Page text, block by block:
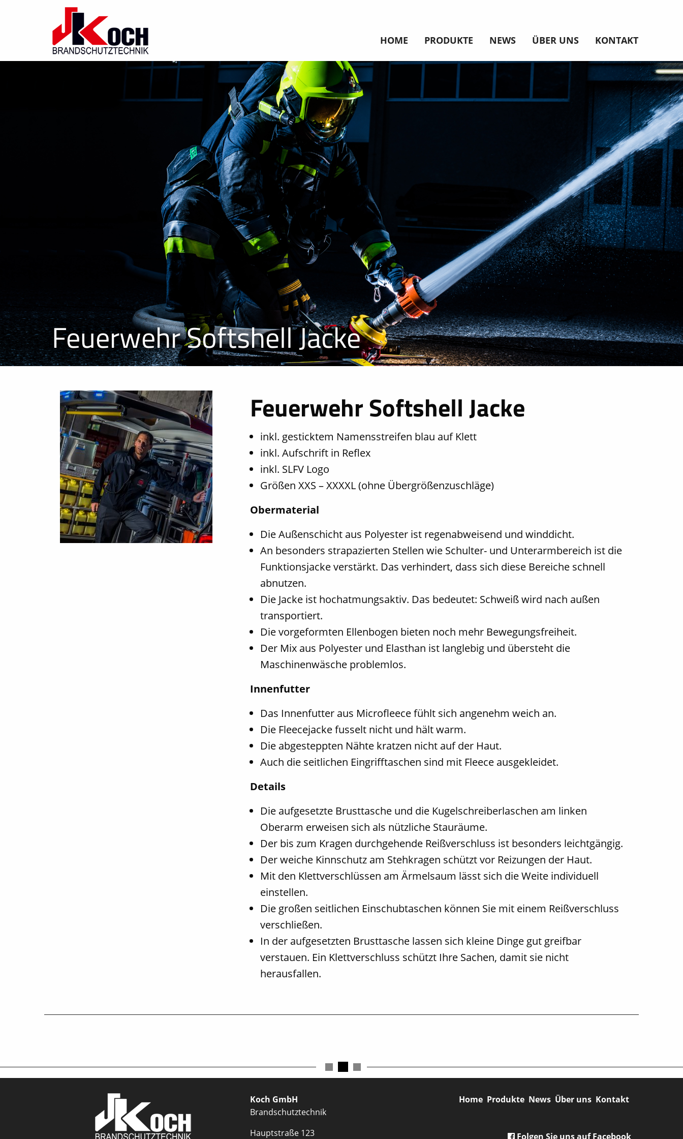
HOME PRODUKTE NEWS ÜBER UNS KONTAKT
Feuerwehr Softshell Jacke
Feuerwehr Softshell Jacke
inkl. gesticktem Namensstreifen blau auf Klett
inkl. Aufschrift in Reflex
inkl. SLFV Logo
Größen XXS – XXXXL (ohne Übergrößenzuschläge)
Obermaterial
Die Außenschicht aus Polyester ist regenabweisend und winddicht.
An besonders strapazierten Stellen wie Schulter- und Unterarmbereich ist die
Funktionsjacke verstärkt. Das verhindert, dass sich diese Bereiche schnell
abnutzen.
Die Jacke ist hochatmungsaktiv. Das bedeutet: Schweiß wird nach außen
transportiert.
Die vorgeformten Ellenbogen bieten noch mehr Bewegungsfreiheit.
Der Mix aus Polyester und Elasthan ist langlebig und übersteht die
Maschinenwäsche problemlos.
Innenfutter
Das Innenfutter aus Microfleece fühlt sich angenehm weich an.
Die Fleecejacke fusselt nicht und hält warm.
Die abgesteppten Nähte kratzen nicht auf der Haut.
Auch die seitlichen Eingrifftaschen sind mit Fleece ausgekleidet.
Details
Die aufgesetzte Brusttasche und die Kugelschreiberlaschen am linken
Oberarm erweisen sich als nützliche Stauräume.
Der bis zum Kragen durchgehende Reißverschluss ist besonders leichtgängig.
Der weiche Kinnschutz am Stehkragen schützt vor Reizungen der Haut.
Mit den Klettverschlüssen am Ärmelsaum lässt sich die Weite individuell
einstellen.
Die großen seitlichen Einschubtaschen können Sie mit einem Reißverschluss
verschließen.
In der aufgesetzten Brusttasche lassen sich kleine Dinge gut greifbar
verstauen. Ein Klettverschluss schützt Ihre Sachen, damit sie nicht
herausfallen.
Koch GmbH
Brandschutztechnik
Hauptstraße 123
Home Produkte News Über uns Kontakt
Folgen Sie uns auf Facebook